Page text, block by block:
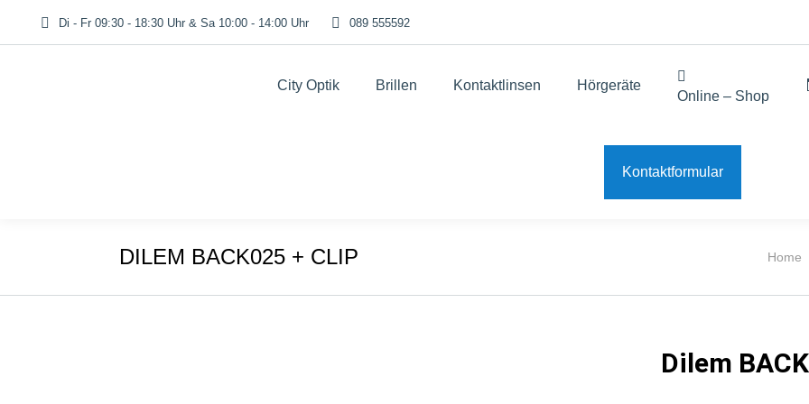
Di - Fr 09:30 - 18:30 Uhr & Sa 10:00 - 14:00 Uhr 089 555592
City Optik Brillen Kontaktlinsen Hörgeräte
Online – Shop
Kontaktformular
DILEM BACK025 + CLIP Sie
Home
Dilem